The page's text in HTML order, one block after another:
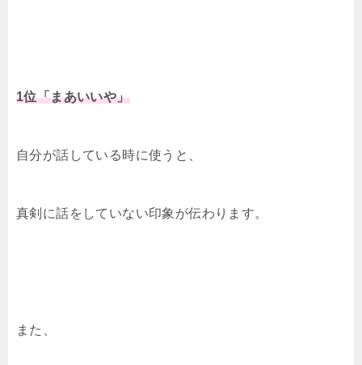
1位「まあいいや」
自分が話している時に使うと、
真剣に話をしていない印象が伝わります。
また、